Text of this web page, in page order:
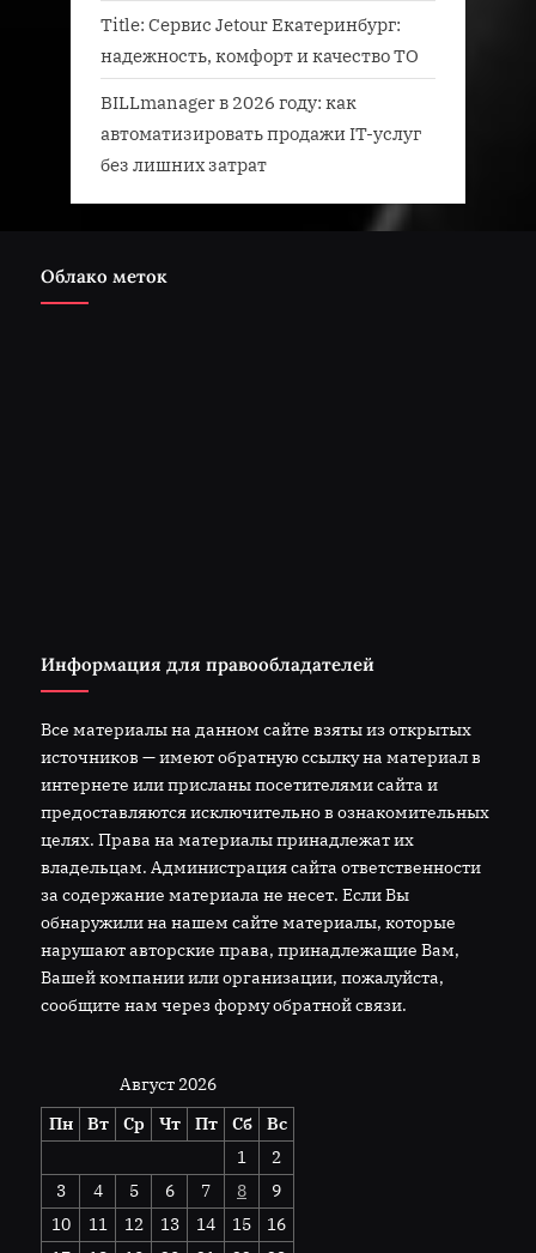
Title: Сервис Jetour Екатеринбург:
надежность, комфорт и качество ТО
BILLmanager в 2026 году: как
автоматизировать продажи IT-услуг
без лишних затрат
Облако меток
Информация для правообладателей
Все материалы на данном сайте взяты из открытых
источников — имеют обратную ссылку на материал в
интернете или присланы посетителями сайта и
предоставляются исключительно в ознакомительных
целях. Права на материалы принадлежат их
владельцам. Администрация сайта ответственности
за содержание материала не несет. Если Вы
обнаружили на нашем сайте материалы, которые
нарушают авторские права, принадлежащие Вам,
Вашей компании или организации, пожалуйста,
сообщите нам через форму обратной связи.
Август 2026
Пн
Вт Ср Чт Пт Сб
Вс
1
2
3
4 5 6 7 8
9
10
11 12 13 14 15
16